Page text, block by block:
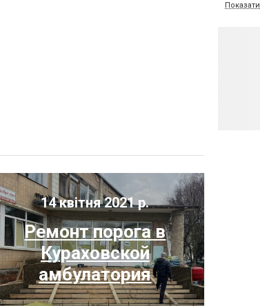
Показати
14 квітня 2021 р.
Ремонт порога в
Кураховской
амбулатория